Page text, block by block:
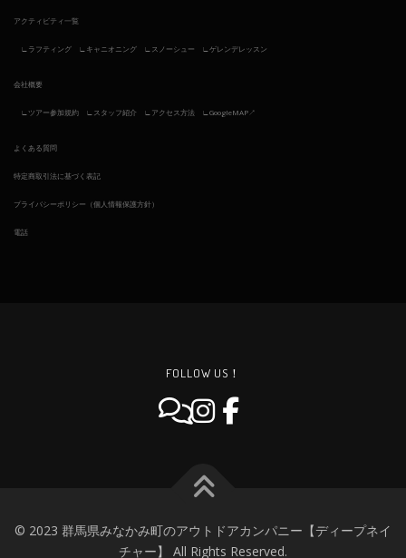
アクティビティ一覧
ラフティング キャニオニング スノーシュー ゲレンデレッスン
会社概要
ツアー参加規約 スタッフ紹介 アクセス方法 GoogleMAP↗︎
よくある質問
特定商取引法に基づく表記
プライバシーポリシー（個人情報保護方針）
電話
FOLLOW US！
© 2023 群馬県みなかみ町のアウトドアカンパニー【ディープネイ
チャー】 All Rights Reserved.